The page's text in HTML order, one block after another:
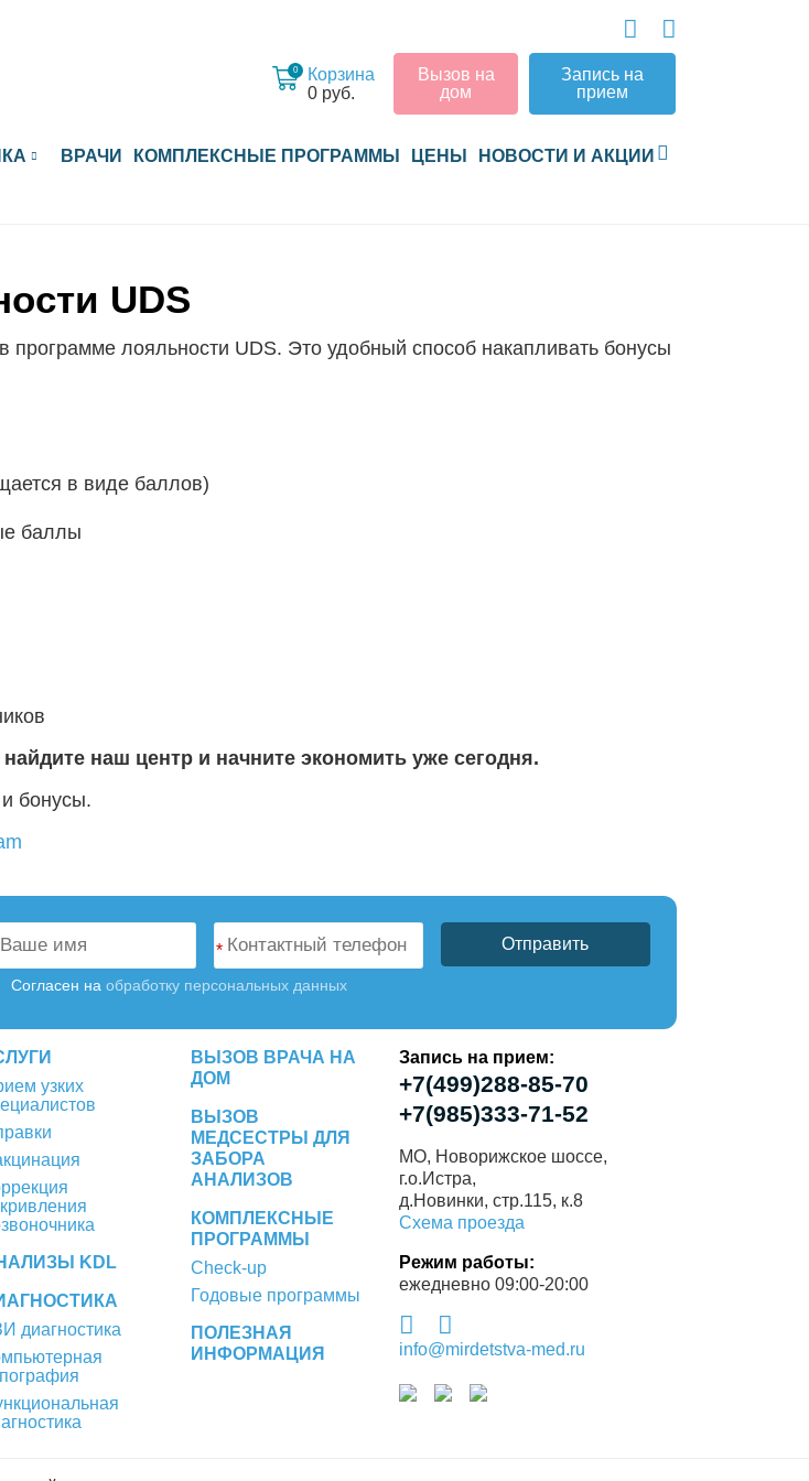
Корзина
0
0 руб.
Вызов на
дом
Запись на
прием
ВРАЧИ КОМПЛЕКСНЫЕ ПРОГРАММЫ ЦЕНЫ НОВОСТИ И АКЦИИ
UDS
лояльности UDS. Это удобный способ накапливать бонусы
в виде баллов)
баллы
наш центр и начните экономить уже сегодня.
бонусы.
*
Согласен наобработку персональных данных
узких
KDL
диагностика
ВЫЗОВ ВРАЧА НА
ДОМ
ВЫЗОВ
МЕДСЕСТРЫ ДЛЯ
ЗАБОРА
АНАЛИЗОВ
КОМПЛЕКСНЫЕ
ПРОГРАММЫ
Check-up
Годовые программы
ПОЛЕЗНАЯ
ИНФОРМАЦИЯ
Запись на прием:
+7(499)288-85-70
+7(985)333-71-52
МО, Новорижское шоссе,
г.о.Истра,
д.Новинки, стр.115, к.8
Схема проезда
Режим работы:
ежедневно 09:00-20:00
info@mirdetstva-med.ru